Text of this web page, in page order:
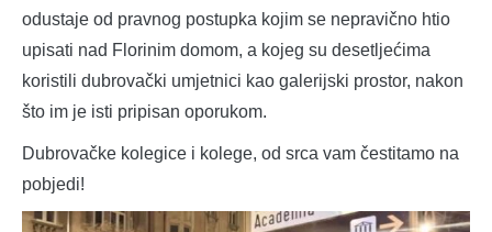
odustaje od pravnog postupka kojim se nepravično htio
upisati nad Florinim domom, a kojeg su desetljećima
koristili dubrovački umjetnici kao galerijski prostor, nakon
što im je isti pripisan oporukom.
Dubrovačke kolegice i kolege, od srca vam čestitamo na
pobjedi!